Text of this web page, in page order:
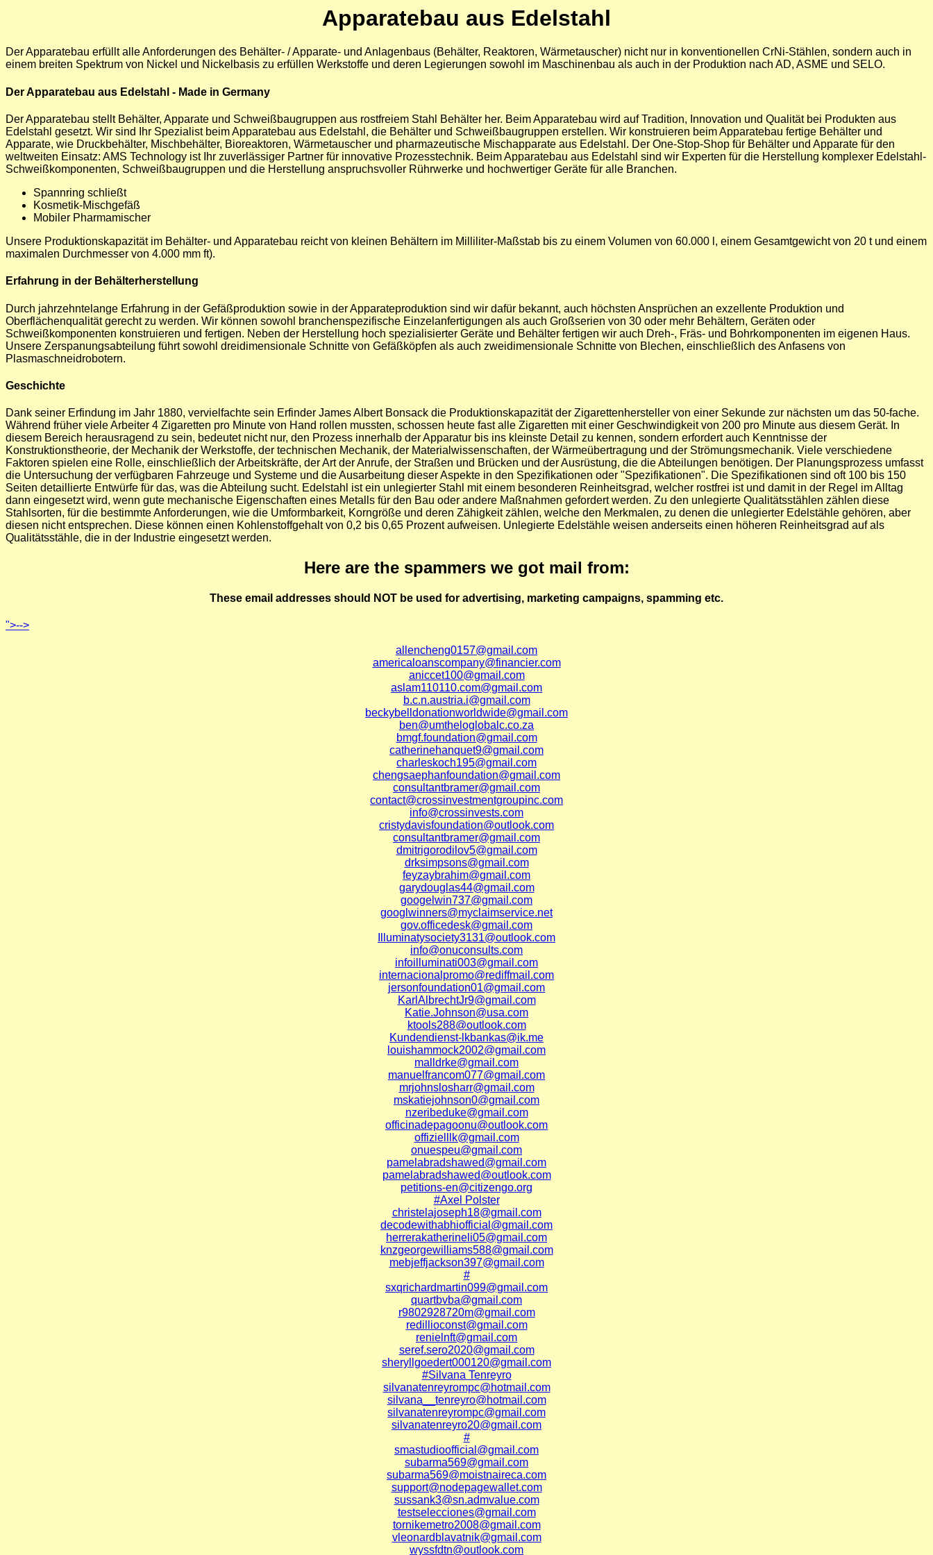
Apparatebau aus Edelstahl
Der Apparatebau erfüllt alle Anforderungen des Behälter- / Apparate- und Anlagenbaus (Behälter, Reaktoren, Wärmetauscher) nicht nur in konventionellen CrNi-Stählen, sondern auch in
einem breiten Spektrum von Nickel und Nickelbasis zu erfüllen Werkstoffe und deren Legierungen sowohl im Maschinenbau als auch in der Produktion nach AD, ASME und SELO.
Der Apparatebau aus Edelstahl - Made in Germany
Der Apparatebau stellt Behälter, Apparate und Schweißbaugruppen aus rostfreiem Stahl Behälter her. Beim Apparatebau wird auf Tradition, Innovation und Qualität bei Produkten aus
Edelstahl gesetzt. Wir sind Ihr Spezialist beim Apparatebau aus Edelstahl, die Behälter und Schweißbaugruppen erstellen. Wir konstruieren beim Apparatebau fertige Behälter und
Apparate, wie Druckbehälter, Mischbehälter, Bioreaktoren, Wärmetauscher und pharmazeutische Mischapparate aus Edelstahl. Der One-Stop-Shop für Behälter und Apparate für den
weltweiten Einsatz: AMS Technology ist Ihr zuverlässiger Partner für innovative Prozesstechnik. Beim Apparatebau aus Edelstahl sind wir Experten für die Herstellung komplexer Edelstahl-
Schweißkomponenten, Schweißbaugruppen und die Herstellung anspruchsvoller Rührwerke und hochwertiger Geräte für alle Branchen.
Spannring schließt
Kosmetik-Mischgefäß
Mobiler Pharmamischer
Unsere Produktionskapazität im Behälter- und Apparatebau reicht von kleinen Behältern im Milliliter-Maßstab bis zu einem Volumen von 60.000 l, einem Gesamtgewicht von 20 t und einem
maximalen Durchmesser von 4.000 mm ft).
Erfahrung in der Behälterherstellung
Durch jahrzehntelange Erfahrung in der Gefäßproduktion sowie in der Apparateproduktion sind wir dafür bekannt, auch höchsten Ansprüchen an exzellente Produktion und
Oberflächenqualität gerecht zu werden. Wir können sowohl branchenspezifische Einzelanfertigungen als auch Großserien von 30 oder mehr Behältern, Geräten oder
Schweißkomponenten konstruieren und fertigen. Neben der Herstellung hoch spezialisierter Geräte und Behälter fertigen wir auch Dreh-, Fräs- und Bohrkomponenten im eigenen Haus.
Unsere Zerspanungsabteilung führt sowohl dreidimensionale Schnitte von Gefäßköpfen als auch zweidimensionale Schnitte von Blechen, einschließlich des Anfasens von
Plasmaschneidrobotern.
Geschichte
Dank seiner Erfindung im Jahr 1880, vervielfachte sein Erfinder James Albert Bonsack die Produktionskapazität der Zigarettenhersteller von einer Sekunde zur nächsten um das 50-fache.
Während früher viele Arbeiter 4 Zigaretten pro Minute von Hand rollen mussten, schossen heute fast alle Zigaretten mit einer Geschwindigkeit von 200 pro Minute aus diesem Gerät. In
diesem Bereich herausragend zu sein, bedeutet nicht nur, den Prozess innerhalb der Apparatur bis ins kleinste Detail zu kennen, sondern erfordert auch Kenntnisse der
Konstruktionstheorie, der Mechanik der Werkstoffe, der technischen Mechanik, der Materialwissenschaften, der Wärmeübertragung und der Strömungsmechanik. Viele verschiedene
Faktoren spielen eine Rolle, einschließlich der Arbeitskräfte, der Art der Anrufe, der Straßen und Brücken und der Ausrüstung, die die Abteilungen benötigen. Der Planungsprozess umfasst
die Untersuchung der verfügbaren Fahrzeuge und Systeme und die Ausarbeitung dieser Aspekte in den Spezifikationen oder "Spezifikationen". Die Spezifikationen sind oft 100 bis 150
Seiten detaillierte Entwürfe für das, was die Abteilung sucht. Edelstahl ist ein unlegierter Stahl mit einem besonderen Reinheitsgrad, welcher rostfrei ist und damit in der Regel im Alltag
dann eingesetzt wird, wenn gute mechanische Eigenschaften eines Metalls für den Bau oder andere Maßnahmen gefordert werden. Zu den unlegierte Qualitätsstählen zählen diese
Stahlsorten, für die bestimmte Anforderungen, wie die Umformbarkeit, Korngröße und deren Zähigkeit zählen, welche den Merkmalen, zu denen die unlegierter Edelstähle gehören, aber
diesen nicht entsprechen. Diese können einen Kohlenstoffgehalt von 0,2 bis 0,65 Prozent aufweisen. Unlegierte Edelstähle weisen anderseits einen höheren Reinheitsgrad auf als
Qualitätsstähle, die in der Industrie eingesetzt werden.
Here are the spammers we got mail from:
These email addresses should NOT be used for advertising, marketing campaigns, spamming etc.
">-->
allencheng0157@gmail.com
americaloanscompany@financier.com
aniccet100@gmail.com
aslam110110.com@gmail.com
b.c.n.austria.i@gmail.com
beckybelldonationworldwide@gmail.com
ben@umtheloglobalc.co.za
bmgf.foundation@gmail.com
catherinehanquet9@gmail.com
charleskoch195@gmail.com
chengsaephanfoundation@gmail.com
consultantbramer@gmail.com
contact@crossinvestmentgroupinc.com
info@crossinvests.com
cristydavisfoundation@outlook.com
consultantbramer@gmail.com
dmitrigorodilov5@gmail.com
drksimpsons@gmail.com
feyzaybrahim@gmail.com
garydouglas44@gmail.com
googelwin737@gmail.com
googlwinners@myclaimservice.net
gov.officedesk@gmail.com
Illuminatysociety3131@outlook.com
info@onuconsults.com
infoilluminati003@gmail.com
internacionalpromo@rediffmail.com
jersonfoundation01@gmail.com
KarlAlbrechtJr9@gmail.com
Katie.Johnson@usa.com
ktools288@outlook.com
Kundendienst-lkbankas@ik.me
louishammock2002@gmail.com
malldrke@gmail.com
manuelfrancom077@gmail.com
mrjohnslosharr@gmail.com
mskatiejohnson0@gmail.com
nzeribeduke@gmail.com
officinadepagoonu@outlook.com
offizielllk@gmail.com
onuespeu@gmail.com
pamelabradshawed@gmail.com
pamelabradshawed@outlook.com
petitions-en@citizengo.org
#Axel Polster
christelajoseph18@gmail.com
decodewithabhiofficial@gmail.com
herrerakatherineli05@gmail.com
knzgeorgewilliams588@gmail.com
mebjeffjackson397@gmail.com
#
sxqrichardmartin099@gmail.com
quartbvba@gmail.com
r9802928720m@gmail.com
redillioconst@gmail.com
renielnft@gmail.com
seref.sero2020@gmail.com
sheryllgoedert000120@gmail.com
#Silvana Tenreyro
silvanatenreyrompc@hotmail.com
silvana__tenreyro@hotmail.com
silvanatenreyrompc@gmail.com
silvanatenreyro20@gmail.com
#
smastudioofficial@gmail.com
subarma569@gmail.com
subarma569@moistnaireca.com
support@nodepagewallet.com
sussank3@sn.admvalue.com
testselecciones@gmail.com
tornikemetro2008@gmail.com
vleonardblavatnik@gmail.com
wyssfdtn@outlook.com